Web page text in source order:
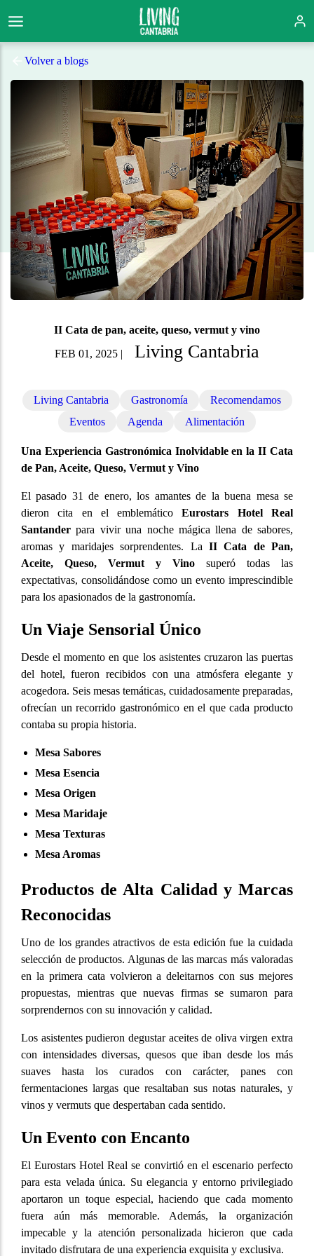
Volver a blogs
II Cata de pan, aceite, queso, vermut y vino
FEB 01, 2025 | Living Cantabria
Living Cantabria Gastronomía
Recomendamos
Eventos
Agenda Alimentación
Una Experiencia Gastronómica Inolvidable en la II Cata
de Pan, Aceite, Queso, Vermut y Vino
El pasado 31 de enero, los amantes de la buena mesa se
dieron cita en el emblemáticoEurostars Hotel Real
Santander para vivir una noche mágica llena de sabores,
aromas y maridajes sorprendentes. La II Cata de Pan,
Aceite, Queso, Vermut y Vino superó todas las
expectativas, consolidándose como un evento imprescindible
para los apasionados de la gastronomía.
Un Viaje Sensorial Único
Desde el momento en que los asistentes cruzaron las puertas
del hotel, fueron recibidos con una atmósfera elegante y
acogedora. Seis mesas temáticas, cuidadosamente preparadas,
ofrecían un recorrido gastronómico en el que cada producto
contaba su propia historia.
Mesa Sabores
Mesa Esencia
Mesa Origen
Mesa Maridaje
Mesa Texturas
Mesa Aromas
Productos de Alta Calidad y Marcas
Reconocidas
Uno de los grandes atractivos de esta edición fue la cuidada
selección de productos. Algunas de las marcas más valoradas
en la primera cata volvieron a deleitarnos con sus mejores
propuestas, mientras que nuevas firmas se sumaron para
sorprendernos con su innovación y calidad.
Los asistentes pudieron degustar aceites de oliva virgen extra
con intensidades diversas, quesos que iban desde los más
suaves hasta los curados con carácter, panes con
fermentaciones largas que resaltaban sus notas naturales, y
vinos y vermuts que despertaban cada sentido.
Un Evento con Encanto
El Eurostars Hotel Real se convirtió en el escenario perfecto
para esta velada única. Su elegancia y entorno privilegiado
aportaron un toque especial, haciendo que cada momento
fuera aún más memorable. Además, la organización
impecable y la atención personalizada hicieron que cada
invitado disfrutara de una experiencia exquisita y exclusiva.